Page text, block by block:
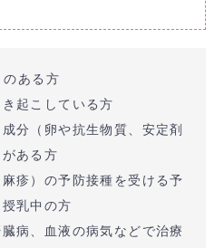
ある方
起こしている方
分（卵や抗生物質、安定剤
ある方
疹）の予防接種を受ける予
乳中の方
病、血液の病気などで治療